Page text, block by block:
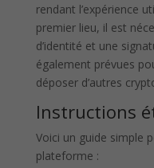
rendant l’expérience
premier lieu, il est
d’identité et une
également prévues
déposer d’autres
Instructions
Voici un guide simple
plateforme :